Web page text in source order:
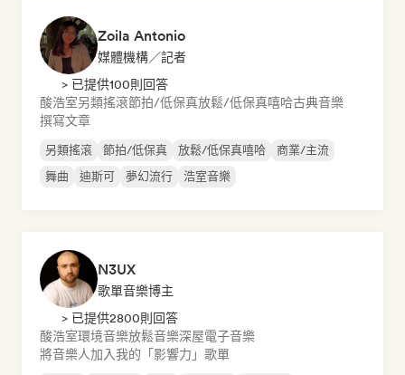
Zoila Antonio
媒體機構／記者
> 已提供100則回答
酸浩室另類搖滾節拍/低保真放鬆/低保真嘻哈古典音樂
撰寫文章
另類搖滾 節拍/低保真 放鬆/低保真嘻哈
商業/主流
舞曲
迪斯可 夢幻流行 浩室音樂
N3UX
歌單音樂博主
> 已提供2800則回答
酸浩室環境音樂放鬆音樂深屋電子音樂
將音樂人加入我的「影響力」歌單